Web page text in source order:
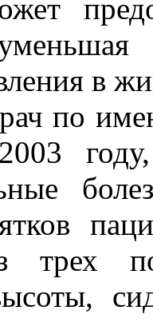
в
по